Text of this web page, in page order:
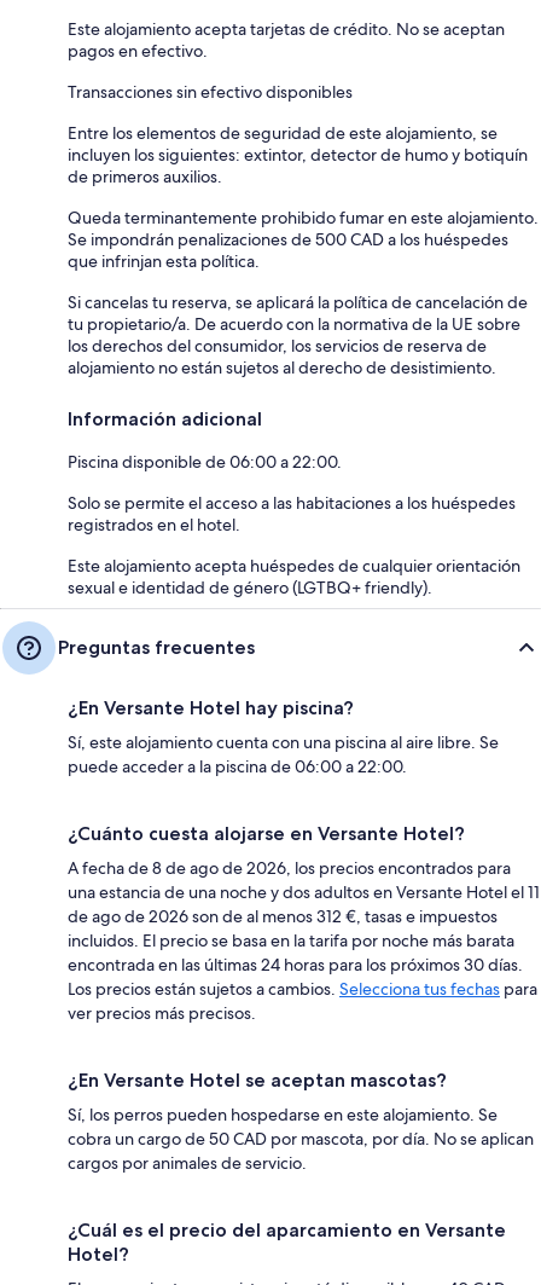
Este alojamiento acepta tarjetas de crédito. No se aceptan
pagos en efectivo.
Transacciones sin efectivo disponibles
Entre los elementos de seguridad de este alojamiento, se
incluyen los siguientes: extintor, detector de humo y botiquín
de primeros auxilios.
Queda terminantemente prohibido fumar en este alojamiento.
Se impondrán penalizaciones de 500 CAD a los huéspedes
que infrinjan esta política.
Si cancelas tu reserva, se aplicará la política de cancelación de
tu propietario/a. De acuerdo con la normativa de la UE sobre
los derechos del consumidor, los servicios de reserva de
alojamiento no están sujetos al derecho de desistimiento.
Información adicional
Piscina disponible de 06:00 a 22:00.
Solo se permite el acceso a las habitaciones a los huéspedes
registrados en el hotel.
Este alojamiento acepta huéspedes de cualquier orientación
sexual e identidad de género (LGTBQ+ friendly).
Preguntas frecuentes
¿En Versante Hotel hay piscina?
Sí, este alojamiento cuenta con una piscina al aire libre. Se
puede acceder a la piscina de 06:00 a 22:00.
¿Cuánto cuesta alojarse en Versante Hotel?
A fecha de 8 de ago de 2026, los precios encontrados para
una estancia de una noche y dos adultos en Versante Hotel el 11
de ago de 2026 son de al menos 312 €, tasas e impuestos
incluidos. El precio se basa en la tarifa por noche más barata
encontrada en las últimas 24 horas para los próximos 30 días.
Los precios están sujetos a cambios. Selecciona tus fechas para
ver precios más precisos.
¿En Versante Hotel se aceptan mascotas?
Sí, los perros pueden hospedarse en este alojamiento. Se
cobra un cargo de 50 CAD por mascota, por día. No se aplican
cargos por animales de servicio.
¿Cuál es el precio del aparcamiento en Versante
Hotel?